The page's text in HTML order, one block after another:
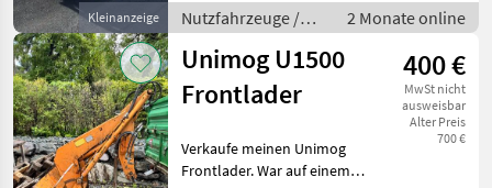
Kleinanzeige
selbstfahrende Ar
Nutzfahrzeuge /
Lastwagen (LKW)
2 Monate online
Unimog U1500
Frontlader
400 €
MwSt nicht
ausweisbar
Alter Preis
700 €
Verkaufe meinen Unimog
Frontlader. War auf einem